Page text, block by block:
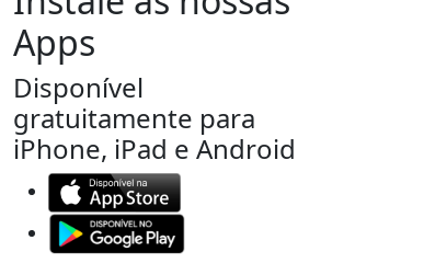
Apps
Disponível
gratuitamente para
iPhone, iPad e Android